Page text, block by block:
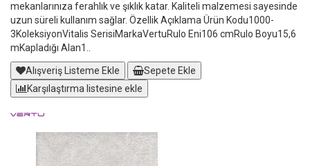
mekanlarınıza ferahlık ve şıklık katar. Kaliteli malzemesi sayesinde
uzun süreli kullanım sağlar. Özellik Açıklama Ürün Kodu1000-
3KoleksiyonVitalis SerisiMarkaVertuRulo Eni106 cmRulo Boyu15,6
mKapladığı Alan1..
Alışveriş Listeme Ekle
Sepete Ekle
Karşılaştırma listesine ekle